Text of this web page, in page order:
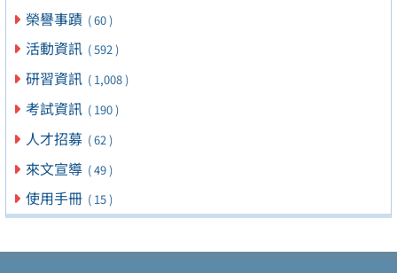
榮譽事蹟 ( 60 )
活動資訊 ( 592 )
研習資訊 ( 1,008 )
考試資訊 ( 190 )
人才招募 ( 62 )
來文宣導 ( 49 )
使用手冊 ( 15 )